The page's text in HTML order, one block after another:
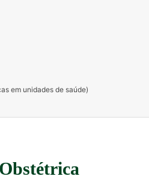
em unidades de saúde)